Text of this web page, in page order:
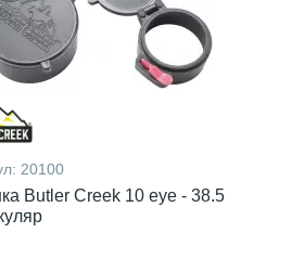
20100
Butler Creek 10 eye - 38.5